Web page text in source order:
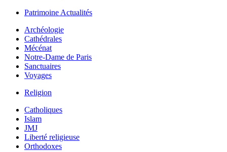
Patrimoine Actualités
Archéologie
Cathédrales
Mécénat
Notre-Dame de Paris
Sanctuaires
Voyages
Religion
Catholiques
Islam
JMJ
Liberté religieuse
Orthodoxes